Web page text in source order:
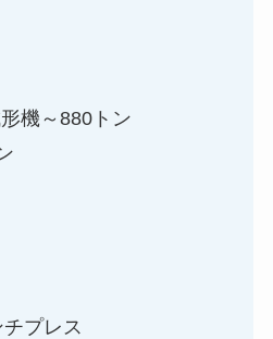
機～880トン
プレス